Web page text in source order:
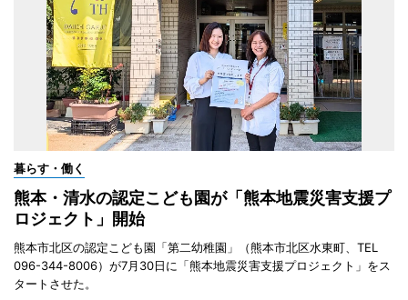
暮らす・働く
熊本・清水の認定こども園が「熊本地震災害支援プ
ロジェクト」開始
熊本市北区の認定こども園「第二幼稚園」（熊本市北区水東町、TEL
096-344-8006）が7月30日に「熊本地震災害支援プロジェクト」をス
タートさせた。